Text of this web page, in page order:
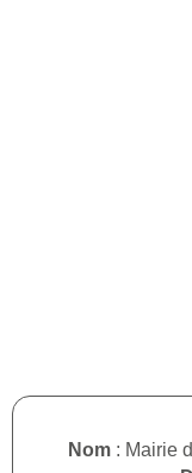
Nom : Mairie